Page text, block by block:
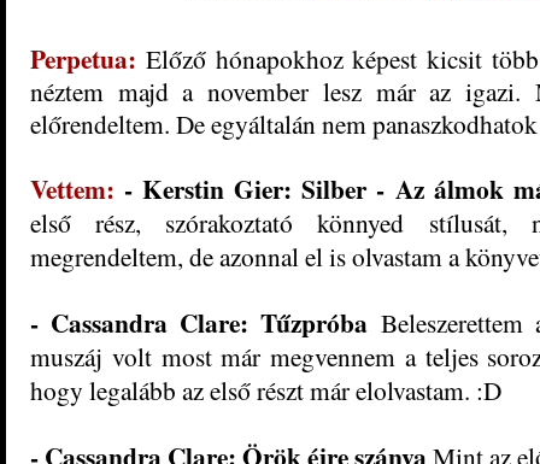
Perpetua: Előző hónapokhoz képest kicsit
néztem majd a november lesz már az igazi.
előrendeltem. De egyáltalán nem
Vettem: - Kerstin Gier: Silber - Az álmok
első rész, szórakoztató könnyed stílusát,
megrendeltem, de azonnal el is olvastam a
- Cassandra Clare:Tűzpróba
muszáj volt most már megvennem a teljes
hogy legalább az első részt már elolvastam. :D
-Cassandra Clare:Örök éjre szánva Mint az